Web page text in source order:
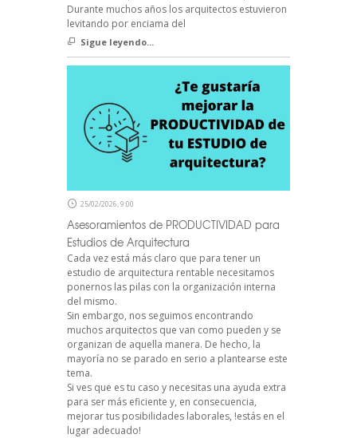
Durante muchos años los arquitectos estuvieron
levitando por enciama del
Sigue leyendo...
25/02/2026, 9:00
Asesoramientos de PRODUCTIVIDAD para
Estudios de Arquitectura
Cada vez está más claro que para tener un
estudio de arquitectura rentable necesitamos
ponernos las pilas con la organización interna
del mismo.
Sin embargo, nos seguimos encontrando
muchos arquitectos que van como pueden y se
organizan de aquella manera. De hecho, la
mayoría no se parado en serio a plantearse este
tema.
Si ves que es tu caso y necesitas una ayuda extra
para ser más eficiente y, en consecuencia,
mejorar tus posibilidades laborales, !estás en el
lugar adecuado!